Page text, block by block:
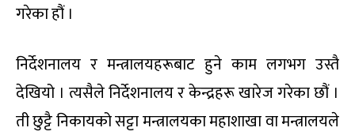
गरेका हौं ।
निर्देशनालय र मन्त्रालयहरूबाट हुने काम लगभग उस्तै
देखियो । त्यसैले निर्देशनालय र केन्द्रहरू खारेज गरेका छौं ।
ती छुट्टै निकायको सट्टा मन्त्रालयका महाशाखा वा मन्त्रालयले